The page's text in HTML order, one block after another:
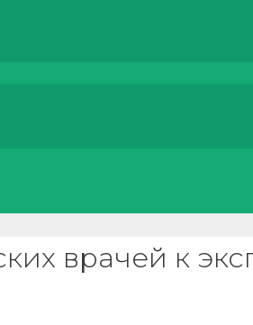
врачей к